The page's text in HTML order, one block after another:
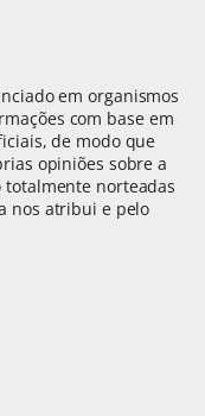
em organismos
com base em
de modo que
opiniões sobre a
totalmente norteadas
nos atribui e pelo